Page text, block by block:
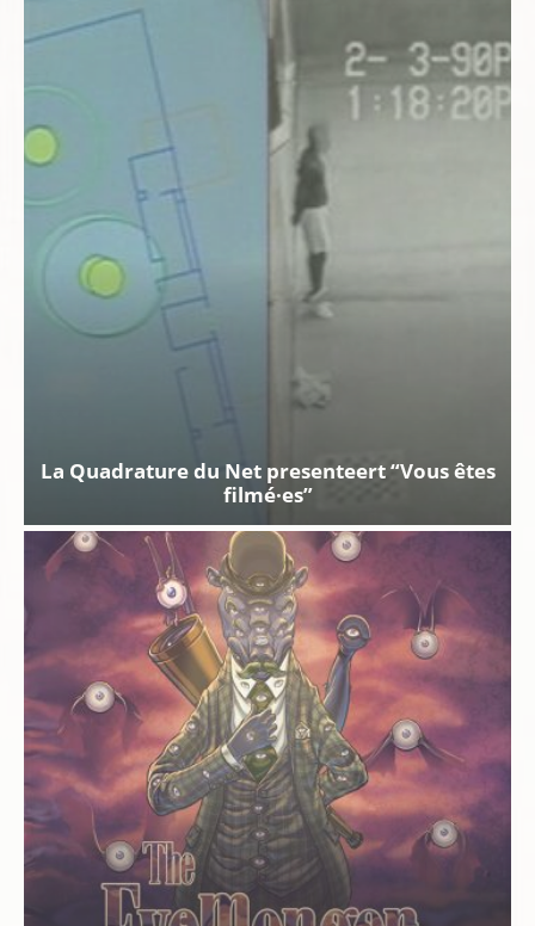
La Quadrature du Net presenteert “Vous êtes
filmé·es”